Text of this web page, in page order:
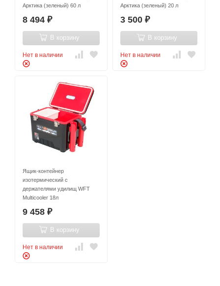
Арктика (зеленый) 60 л
8 494 ₽
В корзину
Нет в наличии
Арктика (зеленый) 20 л
3 500 ₽
В корзину
Нет в наличии
Ящик-контейнер
изотермический с
держателями удилищ WFT
Multicooler 18л
9 458 ₽
В корзину
Нет в наличии